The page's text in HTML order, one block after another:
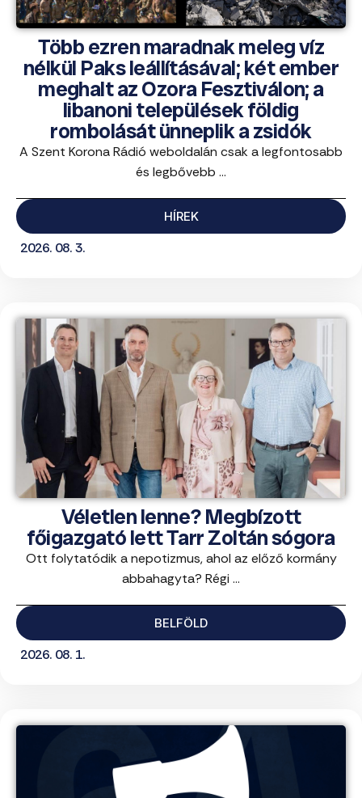
Több ezren maradnak meleg víz
nélkül Paks leállításával; két ember
meghalt az Ozora Fesztiválon; a
libanoni települések földig
rombolását ünneplik a zsidók
A Szent Korona Rádió weboldalán csak a legfontosabb
és legbővebb ...
HÍREK
2026. 08. 3.
Véletlen lenne? Megbízott
főigazgató lett Tarr Zoltán sógora
Ott folytatódik a nepotizmus, ahol az előző kormány
abbahagyta? Régi ...
BELFÖLD
2026. 08. 1.